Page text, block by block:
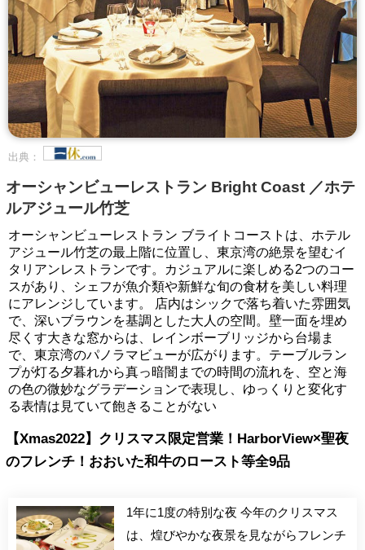
出典：
オーシャンビューレストラン Bright Coast ／ホテ
ルアジュール竹芝
オーシャンビューレストラン ブライトコーストは、ホテル
アジュール竹芝の最上階に位置し、東京湾の絶景を望むイ
タリアンレストランです。カジュアルに楽しめる2つのコー
スがあり、シェフが魚介類や新鮮な旬の食材を美しい料理
にアレンジしています。 店内はシックで落ち着いた雰囲気
で、深いブラウンを基調とした大人の空間。壁一面を埋め
尽くす大きな窓からは、レインボーブリッジから台場ま
で、東京湾のパノラマビューが広がります。テーブルラン
プが灯る夕暮れから真っ暗闇までの時間の流れを、空と海
の色の微妙なグラデーションで表現し、ゆっくりと変化す
る表情は見ていて飽きることがない
【Xmas2022】クリスマス限定営業！HarborView×聖夜
のフレンチ！おおいた和牛のロースト等全9品
1年に1度の特別な夜 今年のクリスマス
は、煌びやかな夜景を見ながらフレンチ